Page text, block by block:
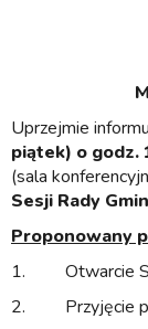
Uprzejmie
piątek) o godz.
(sala
Sesji Rady
Proponowany
1. Otwarcie
2. Przyjęcie